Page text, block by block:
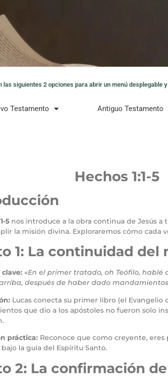
las siguientes 2 opciones para abrir un menú
Testamento Antiguo Testamento
Hechos 1:1-
5 nos introduce a la obra continua de Jesús
la misión divina. Exploraremos cómo
1: La continuidad del
«En el primer tratado, oh Teófilo, hablé
después de haber dado
Lucas conecta su primer libro (el Evangelio
que dio a los apóstoles no fueron solo
práctica: Reconoce que como creyente,
la guía del Espíritu Santo.
2: La confirmación